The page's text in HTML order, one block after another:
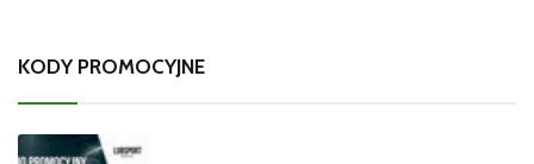
KODY PROMOCYJNE